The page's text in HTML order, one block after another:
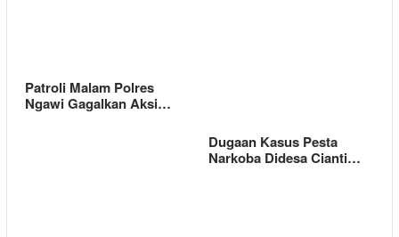
Patroli Malam Polres
Ngawi Gagalkan Aksi…
Dugaan Kasus Pesta
Narkoba Didesa Cianti…